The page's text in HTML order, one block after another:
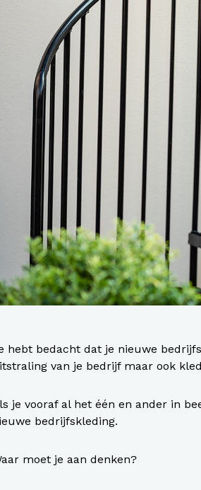
hebt bedacht dat je nieuwe
van je bedrijf maar ook
je vooraf al het één en ander in
bedrijfskleding.
moet je aan denken?